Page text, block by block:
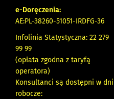
e-Doręczenia:
AE:PL-38260-51051-IRDFG-36
Infolinia Statystyczna: 22 279
99 99
(opłata zgodna z taryfą
operatora)
Konsultanci są dostępni w dni
robocze: